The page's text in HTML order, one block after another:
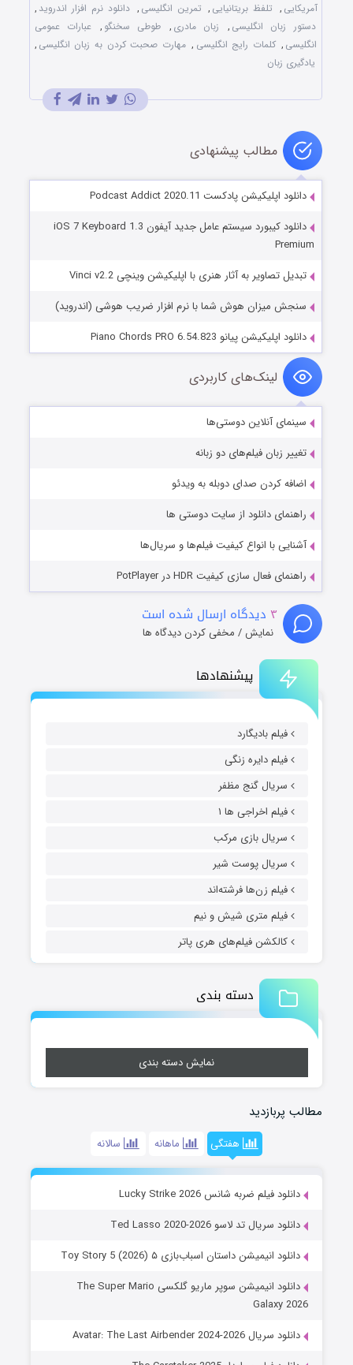
پیشنهادها
فیلم بادیگارد
فیلم دایره زنگی
سریال گنج مظفر
فیلم اخراجی ها ۱
سریال بازی مرکب
سریال پوست شیر
فیلم زن‌ها فرشته‌اند
فیلم متری شیش و نیم
کالکشن فیلم‌های هری پاتر
دسته بندی
نمایش دسته بندی
مطالب پربازدید
هفتگی ماهانه سالانه
دانلود فیلم ضربه شانس Lucky Strike 2026
دانلود سریال تد لاسو Ted Lasso 2020-2026
دانلود انیمیشن داستان اسباب‌بازی ۵ Toy Story 5 (2026)
دانلود انیمیشن سوپر ماریو گلکسی The Super Mario
Galaxy 2026
دانلود سریال Avatar: The Last Airbender 2024-2026
آمریکایی , تلفظ بریتانیایی , تمرین انگلیسی , دانلود نرم افزار اندروید ,
دستور زبان انگلیسی , زبان مادری , طوطی سخنگو , عبارات عمومی
انگلیسی , کلمات رایج انگلیسی , مهارت صحبت کردن به زبان انگلیسی ,
یادگیری زبان
مطالب پیشنهادی
دانلود اپلیکیشن پادکست Podcast Addict 2020.11
دانلود کیبورد سیستم عامل جدید آیفون iOS 7 Keyboard 1.3
Premium
تبدیل تصاویر به آثار هنری با اپلیکیشن وینچی Vinci v2.2
سنجش میزان هوش شما با نرم افزار ضریب هوشی (اندروید)
دانلود اپلیکیشن پیانو Piano Chords PRO 6.54.823
لینک‌های کاربردی
سینمای آنلاین دوستی‌ها
تغییر زبان فیلم‌های دو زبانه
اضافه کردن صدای دوبله به ویدئو
راهنمای دانلود از سایت دوستی ها
آشنایی با انواع کیفیت فیلم‌ها و سریال‌ها
راهنمای فعال سازی کیفیت HDR در PotPlayer
۳ دیدگاه ارسال شده است
نمایش / مخفی کردن دیدگاه ها